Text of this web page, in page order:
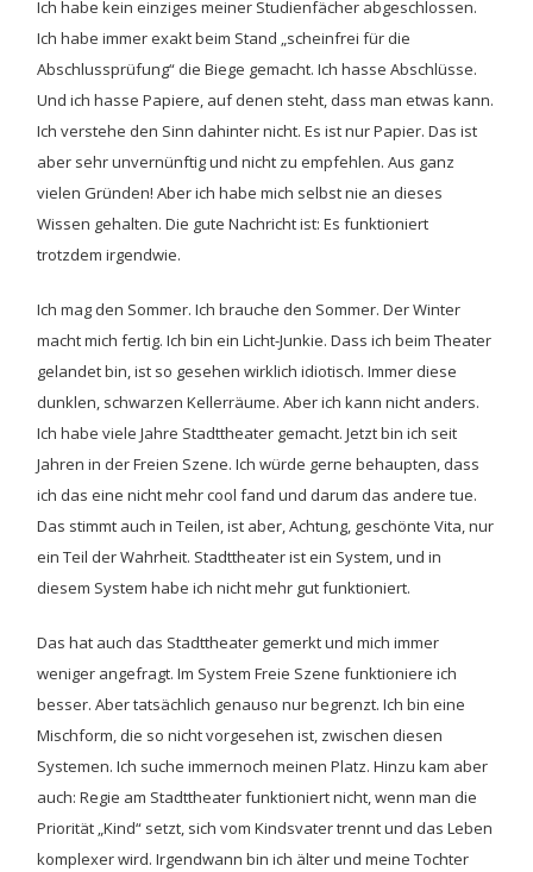
Ich habe kein einziges meiner Studienfächer abgeschlossen.
Ich habe immer exakt beim Stand „scheinfrei für die
Abschlussprüfung“ die Biege gemacht. Ich hasse Abschlüsse.
Und ich hasse Papiere, auf denen steht, dass man etwas kann.
Ich verstehe den Sinn dahinter nicht. Es ist nur Papier. Das ist
aber sehr unvernünftig und nicht zu empfehlen. Aus ganz
vielen Gründen! Aber ich habe mich selbst nie an dieses
Wissen gehalten. Die gute Nachricht ist: Es funktioniert
trotzdem irgendwie.
Ich mag den Sommer. Ich brauche den Sommer. Der Winter
macht mich fertig. Ich bin ein Licht-Junkie. Dass ich beim Theater
gelandet bin, ist so gesehen wirklich idiotisch. Immer diese
dunklen, schwarzen Kellerräume. Aber ich kann nicht anders.
Ich habe viele Jahre Stadttheater gemacht. Jetzt bin ich seit
Jahren in der Freien Szene. Ich würde gerne behaupten, dass
ich das eine nicht mehr cool fand und darum das andere tue.
Das stimmt auch in Teilen, ist aber, Achtung, geschönte Vita, nur
ein Teil der Wahrheit. Stadttheater ist ein System, und in
diesem System habe ich nicht mehr gut funktioniert.
Das hat auch das Stadttheater gemerkt und mich immer
weniger angefragt. Im System Freie Szene funktioniere ich
besser. Aber tatsächlich genauso nur begrenzt. Ich bin eine
Mischform, die so nicht vorgesehen ist, zwischen diesen
Systemen. Ich suche immernoch meinen Platz. Hinzu kam aber
auch: Regie am Stadttheater funktioniert nicht, wenn man die
Priorität „Kind“ setzt, sich vom Kindsvater trennt und das Leben
komplexer wird. Irgendwann bin ich älter und meine Tochter